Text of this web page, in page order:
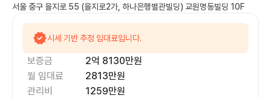
서울 중구 을지로 55 (을지로2가, 하나은행별관빌딩) 교원명동빌딩 10F
시세 기반 추정 임대료입니다.
보증금 2억 8130만원
월 임대료
2813만원
관리비
1259만원